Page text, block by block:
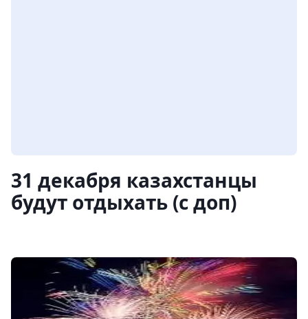
31 декабря казахстанцы
будут отдыхать (с доп)